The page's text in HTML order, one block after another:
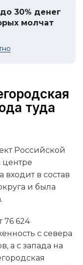
30% денег
молчат
туда
Российской
в состав
и была
76 624
с севера
а с запада на